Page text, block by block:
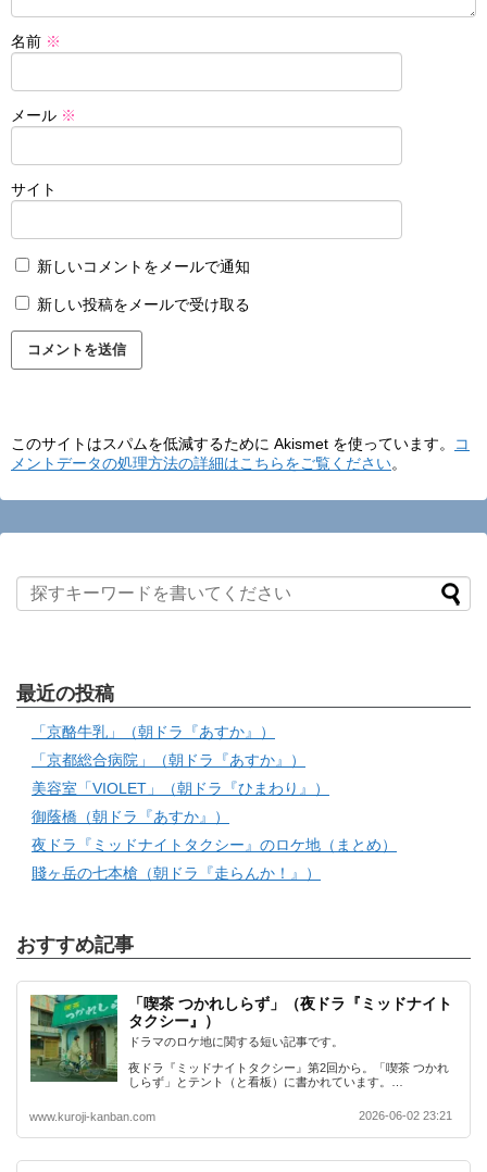
名前 ※
メール ※
サイト
新しいコメントをメールで通知
新しい投稿をメールで受け取る
このサイトはスパムを低減するために Akismet を使っています。
コ
メントデータの処理方法の詳細はこちらをご覧ください。
最近の投稿
「京酪牛乳」（朝ドラ『あすか』）
「京都総合病院」（朝ドラ『あすか』）
美容室「VIOLET」（朝ドラ『ひまわり』）
御蔭橋（朝ドラ『あすか』）
夜ドラ『ミッドナイトタクシー』のロケ地（まとめ）
賤ヶ岳の七本槍（朝ドラ『走らんか！』）
おすすめ記事
「喫茶 つかれしらず」（夜ドラ『ミッドナイト
タクシー』）
ドラマのロケ地に関する短い記事です。
夜ドラ『ミッドナイトタクシー』第2回から。「喫茶 つかれ
しらず」とテント（と看板）に書かれています。…
www.kuroji-kanban.com 2026-06-02 23:21